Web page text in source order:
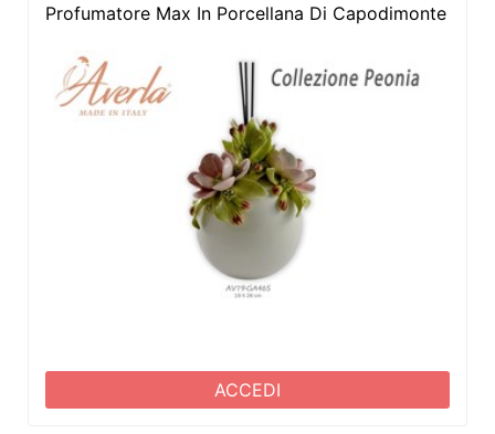
Profumatore Max In Porcellana Di Capodimonte
ACCEDI